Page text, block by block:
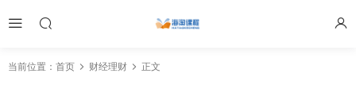
当前位置： 首页 财经理财 正文